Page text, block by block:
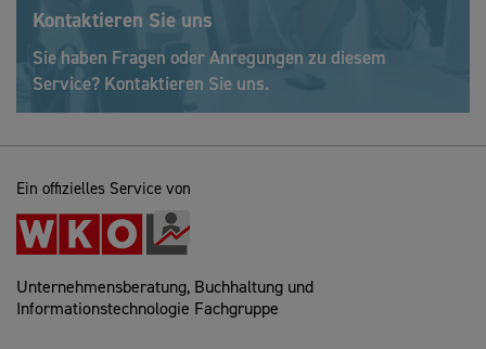
Kontaktieren Sie uns
Sie haben Fragen oder Anregungen zu diesem
Service? Kontaktieren Sie uns.
Ein offizielles Service von
Unternehmensberatung, Buchhaltung und
Informationstechnologie Fachgruppe